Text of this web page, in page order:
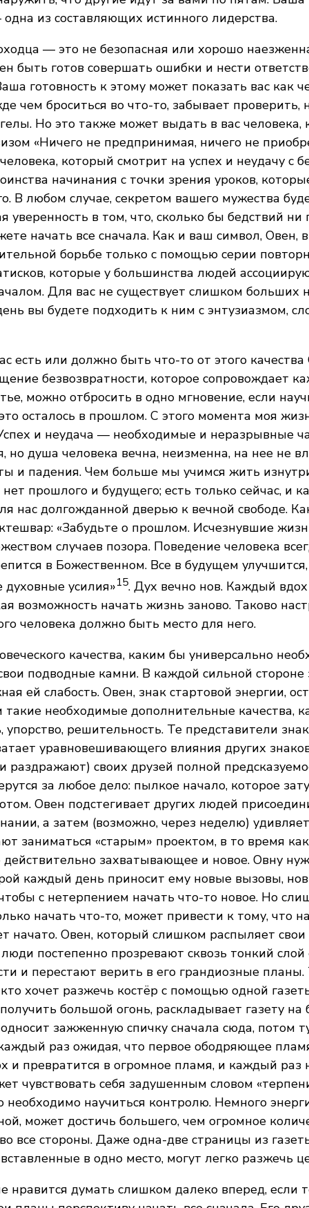
из составляющих истинного лидерства.
— это не безопасная или хорошо
быть готов совершать ошибки и нести
готовность к этому может показать вас как
чем броситься во что-то, забывает проверить,
Но это также может выдать в вас человека,
«Ничего не предпринимая, ничего не
который смотрит на успех и неудачу с
начинания с точки зрения уроков,
В любом случае, секретом вашего мужества
уверенность в том, что, сколько бы бедствий ни
начать все сначала. Как и ваш символ, Овен,
борьбе только с помощью серии
которые у большинства людей
Для вас не существует слишком больших
вы будете подходить к ним с энтузиазмом,
есть или должно быть что-то от этого качества
безвозвратности, которое сопровождает
можно отбросить в одно мгновение, если
осталось в прошлом. С этого момента моя
и неудача — необходимые и неразрывные
но душа человека вечна, неизменна, на нее не
и падения. Чем больше мы учимся жить
прошлого и будущего; есть только сейчас, и
нас долгожданной дверью к вечной свободе.
«Забудьте о прошлом. Исчезнувшие
случаев позора. Поведение человека
в Божественном. Все в будущем улучшится,
усилия»15. Дух вечно нов. Каждый
возможность начать жизнь заново. Таково
человека должно быть место для него.
качества, каким бы универсально
подводные камни. В каждой сильной
ей слабость. Овен, знак стартовой энергии,
такие необходимые дополнительные качества,
упорство, решительность. Те представители
уравновешивающего влияния других
раздражают) своих друзей полной
за любое дело: пылкое начало, которое
Овен подстегивает других людей
а затем (возможно, через неделю)
заниматься «старым» проектом, в то время
захватывающее и новое. Овну
каждый день приносит ему новые вызовы,
с нетерпением начать что-то новое. Но
начать что-то, может привести к тому, что
начато. Овен, который слишком распыляет
постепенно прозревают сквозь тонкий слой
и перестают верить в его грандиозные планы.
хочет разжечь костёр с помощью одной
большой огонь, раскладывает газету
зажженную спичку сначала сюда, потом
раз ожидая, что первое ободряющее
и превратится в огромное пламя, и каждый раз
чувствовать себя задушенным словом
необходимо научиться контролю. Немного
может достичь большего, чем огромное
все стороны. Даже одна-две страницы из
в одно место, могут легко разжечь
нравится думать слишком далеко вперед, если